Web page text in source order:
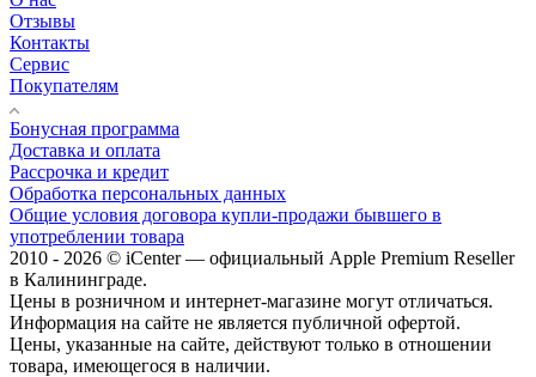
Отзывы
Контакты
Сервис
Покупателям
Бонусная программа
Доставка и оплата
Рассрочка и кредит
Обработка персональных данных
Общие условия договора купли-продажи бывшего в
употреблении товара
2010 - 2026 © iCenter — официальный Apple Premium Reseller
в Калининграде.
Цены в розничном и интернет-магазине могут отличаться.
Информация на сайте не является публичной офертой.
Цены, указанные на сайте, действуют только в отношении
товара, имеющегося в наличии.